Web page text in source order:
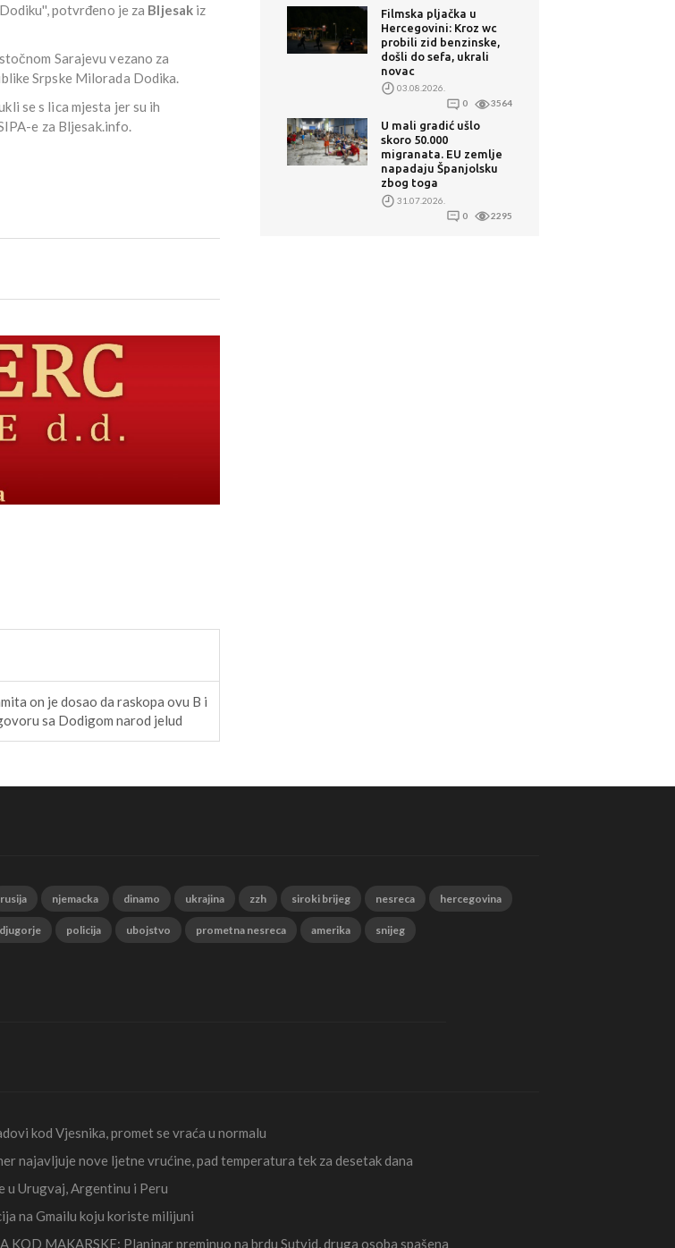
potvrđeno je za Bljesak iz
Sarajevu vezano za
Srpske Milorada Dodika.
se s lica mjesta jer su ih
e za Bljesak.info.
on je dosao da raskopa ovu B i
sa Dodigom narod jelud
Filmska pljačka u
Hercegovini: Kroz wc
probili zid benzinske,
došli do sefa, ukrali
novac
03.08.2026.
0
3564
U mali gradić ušlo
skoro 50.000
migranata. EU zemlje
napadaju Španjolsku
zbog toga
31.07.2026.
0
2295
rusija njemacka dinamo ukrajina zzh siroki brijeg nesreca hercegovina
policija ubojstvo prometna nesreca amerika snijeg
kod Vjesnika, promet se vraća u normalu
najavljuje nove ljetne vrućine, pad temperatura tek za desetak dana
u Urugvaj, Argentinu i Peru
na Gmailu koju koriste milijuni
KOD MAKARSKE: Planinar preminuo na brdu Sutvid, druga osoba spašena